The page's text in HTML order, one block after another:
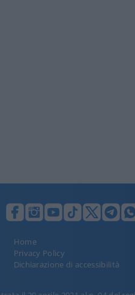
Home
Privacy Policy
Dichiarazione di accessibilità